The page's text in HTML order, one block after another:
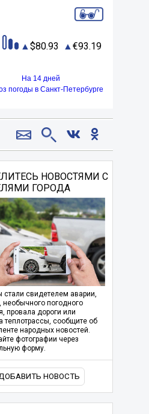
80.93 93.19
На 14 дней
погоды в Санкт-Петербурге
НОВОСТЯМИ С
ГОРОДА
стали свидетелем аварии,
необычного погодного
провала дороги или
теплотрассы, сообщите об
народных новостей.
фотографии через
форму.
НОВОСТЬ